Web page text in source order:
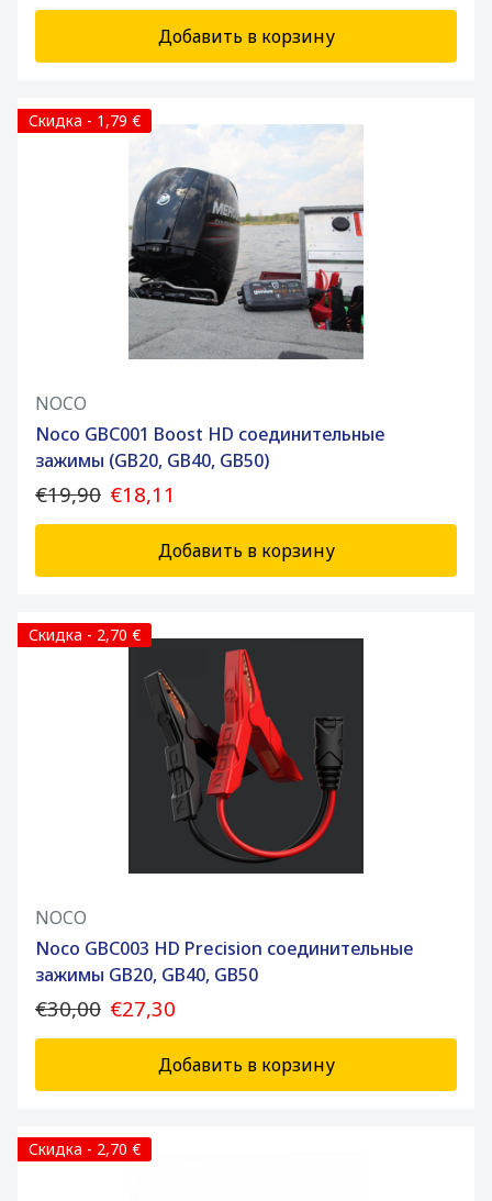
Добавить в корзину
Скидка - 1,79 €
NOCO
Noco GBC001 Boost HD соединительные
зажимы (GB20, GB40, GB50)
€19,90 €18,11
Добавить в корзину
Скидка - 2,70 €
NOCO
Noco GBC003 HD Precision соединительные
зажимы GB20, GB40, GB50
€30,00 €27,30
Добавить в корзину
Скидка - 2,70 €